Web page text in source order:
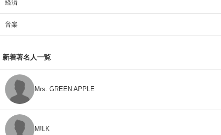
経済
音楽
新着著名人一覧
Mrs. GREEN APPLE
M!LK